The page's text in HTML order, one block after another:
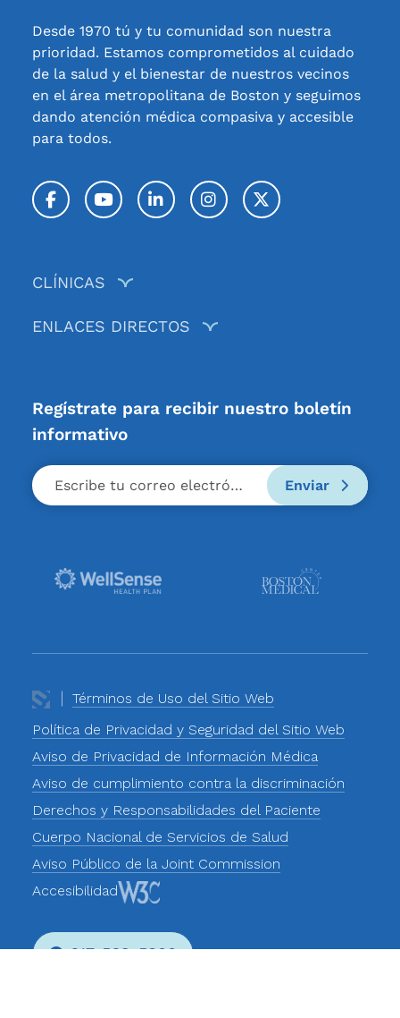
Desde 1970 tú y tu comunidad son nuestra
prioridad. Estamos comprometidos al cuidado
de la salud y el bienestar de nuestros vecinos
en el área metropolitana de Boston y seguimos
dando atención médica compasiva y accesible
para todos.
FacebookYouTubeLinkedInInstagramTwitter / X
CLÍNICAS
ENLACES DIRECTOS
Regístrate para recibir nuestro boletín
informativo
Enviar
Términos de Uso del Sitio Web
Política de Privacidad y Seguridad del Sitio Web
Aviso de Privacidad de Información Médica
Aviso de cumplimiento contra la discriminación
Derechos y Responsabilidades del Paciente
Cuerpo Nacional de Servicios de Salud
Aviso Público de la Joint Commission
Accesibilidad
617-569-5800